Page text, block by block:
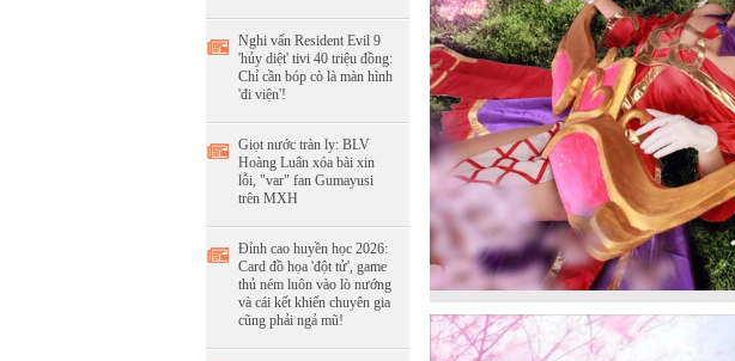
Nghi vấn Resident Evil 9
'hủy diệt' tivi 40 triệu đồng:
Chỉ cần bóp cò là màn hình
'đi viện'!
Giọt nước tràn ly: BLV
Hoàng Luân xóa bài xin
lỗi, "var" fan Gumayusi
trên MXH
Đỉnh cao huyền học 2026:
Card đồ họa 'đột tử', game
thủ ném luôn vào lò nướng
và cái kết khiến chuyên gia
cũng phải ngả mũ!